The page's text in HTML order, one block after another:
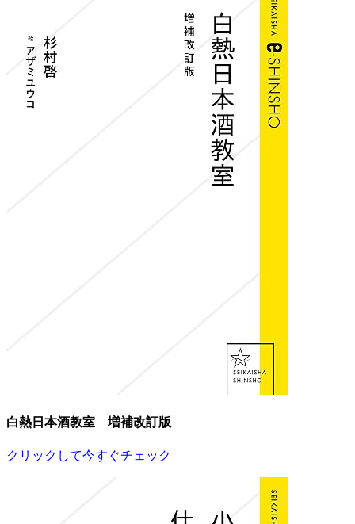
白熱日本酒教室 増補改訂版
クリックして今すぐチェック